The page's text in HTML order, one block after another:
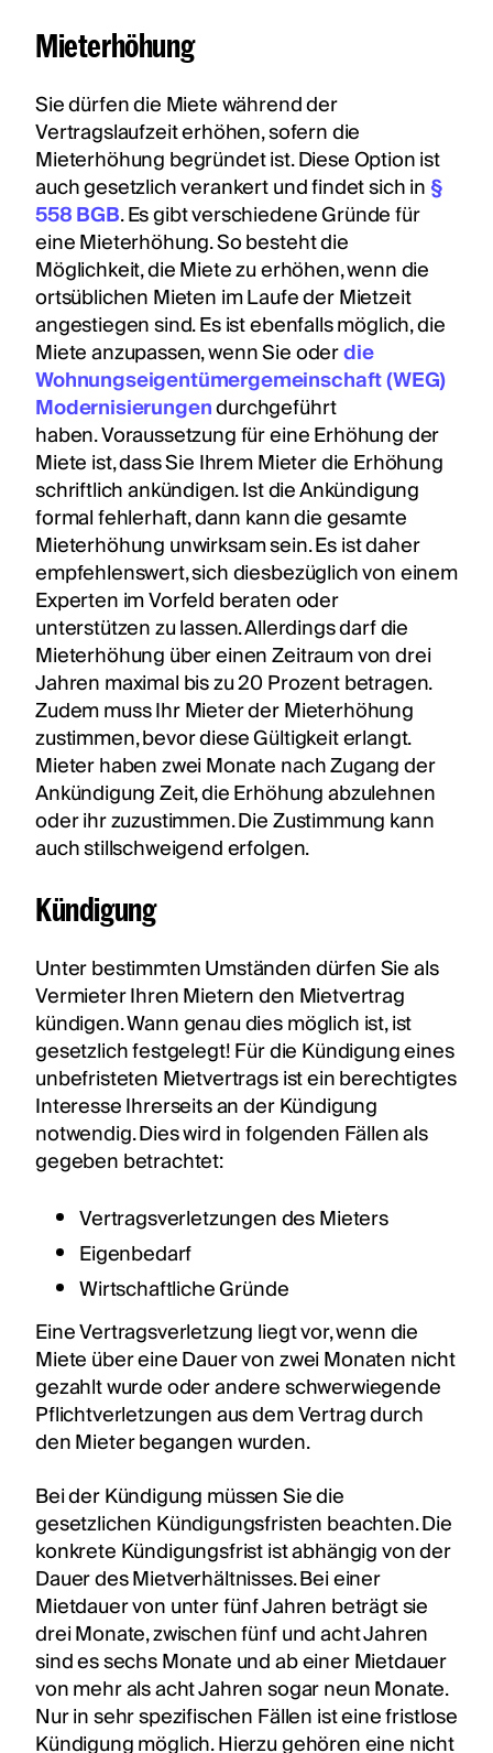
Mieterhöhung
Sie dürfen die Miete während der
Vertragslaufzeit erhöhen, sofern die
Mieterhöhung begründet ist. Diese Option ist
auch gesetzlich verankert und findet sich in§
558 BGB. Es gibt verschiedene Gründe für
eine Mieterhöhung. So besteht die
Möglichkeit, die Miete zu erhöhen, wenn die
ortsüblichen Mieten im Laufe der Mietzeit
angestiegen sind. Es ist ebenfalls möglich, die
Miete anzupassen, wenn Sie oderdie
Wohnungseigentümergemeinschaft (WEG)
Modernisierungendurchgeführt
haben. Voraussetzung für eine Erhöhung der
Miete ist, dass Sie Ihrem Mieter die Erhöhung
schriftlich ankündigen. Ist die Ankündigung
formal fehlerhaft, dann kann die gesamte
Mieterhöhung unwirksam sein. Es ist daher
empfehlenswert, sich diesbezüglich von einem
Experten im Vorfeld beraten oder
unterstützen zu lassen. Allerdings darf die
Mieterhöhung über einen Zeitraum von drei
Jahren maximal bis zu 20 Prozent betragen.
Zudem muss Ihr Mieter der Mieterhöhung
zustimmen, bevor diese Gültigkeit erlangt.
Mieter haben zwei Monate nach Zugang der
Ankündigung Zeit, die Erhöhung abzulehnen
oder ihr zuzustimmen. Die Zustimmung kann
auch stillschweigend erfolgen.
Kündigung
Unter bestimmten Umständen dürfen Sie als
Vermieter Ihren Mietern den Mietvertrag
kündigen. Wann genau dies möglich ist, ist
gesetzlich festgelegt! Für die Kündigung eines
unbefristeten Mietvertrags ist ein berechtigtes
Interesse Ihrerseits an der Kündigung
notwendig. Dies wird in folgenden Fällen als
gegeben betrachtet:
Vertragsverletzungen des Mieters
Eigenbedarf
Wirtschaftliche Gründe
Eine Vertragsverletzung liegt vor, wenn die
Miete über eine Dauer von zwei Monaten nicht
gezahlt wurde oder andere schwerwiegende
Pflichtverletzungen aus dem Vertrag durch
den Mieter begangen wurden.
Bei der Kündigung müssen Sie die
gesetzlichen Kündigungsfristen beachten. Die
konkrete Kündigungsfrist ist abhängig von der
Dauer des Mietverhältnisses. Bei einer
Mietdauer von unter fünf Jahren beträgt sie
drei Monate, zwischen fünf und acht Jahren
sind es sechs Monate und ab einer Mietdauer
von mehr als acht Jahren sogar neun Monate.
Nur in sehr spezifischen Fällen ist eine fristlose
Kündigung möglich. Hierzu gehören eine nicht